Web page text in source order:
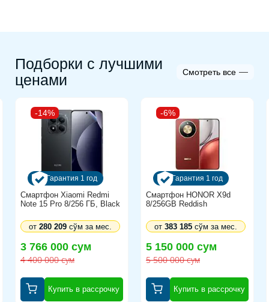
Тип покрытия экрана :антибликовый
Тип матрицы экрана :IPS
Мультитач-экран :есть
Видео
Тип видеокарты :встроенная
Видеокарта :Intel Iris Xe Graphics
Накопитель
Конфигурация накопителей :SSD
Общий объем накопителей :256 ГБ
Общий объем накопителей SSD :256 ГБ
Интерфейс накопителя :M.2 , PCI-E
Подборки с лучшими
ценами
Смотреть все
-14%
Гарантия 1 год
Смартфон Xiaomi Redmi
Note 15 Pro 8/256 ГБ, Black
3 766 000 сум
4 400 000 сум
от 280 209сўм за мес.
Купить в рассрочку
-6%
Гарантия 1 год
Смартфон HONOR X9d
8/256GB Reddish
5 150 000 сум
5 500 000 сум
от 383 185сўм за мес.
Купить в рассрочку